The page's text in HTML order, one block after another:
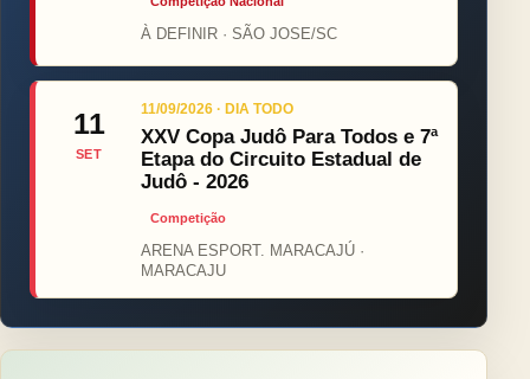
À DEFINIR · SÃO JOSE/SC
11
SET
11/09/2026 · DIA TODO
XXV Copa Judô Para Todos e 7ª
Etapa do Circuito Estadual de
Judô - 2026
Competição
ARENA ESPORT. MARACAJÚ ·
MARACAJU